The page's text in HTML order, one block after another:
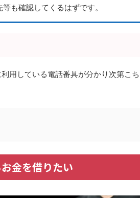
も確認してくるはずです。
用している電話番具が分かり次第こち
金を借りたい